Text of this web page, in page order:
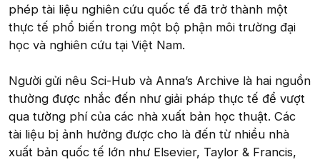
phép tài liệu nghiên cứu quốc tế đã trở thành một
thực tế phổ biến trong một bộ phận môi trường đại
học và nghiên cứu tại Việt Nam.
Người gửi nêu Sci-Hub và Anna’s Archive là hai nguồn
thường được nhắc đến như giải pháp thực tế để vượt
qua tường phí của các nhà xuất bản học thuật. Các
tài liệu bị ảnh hưởng được cho là đến từ nhiều nhà
xuất bản quốc tế lớn như Elsevier, Taylor & Francis,